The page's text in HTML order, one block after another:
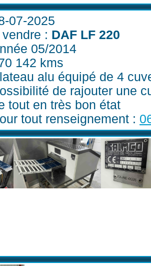
07-2025
vendre : DAF LF 220
05/2014
142 kms
alu équipé de 4
de rajouter une
tout en très bon état
tout renseignement :